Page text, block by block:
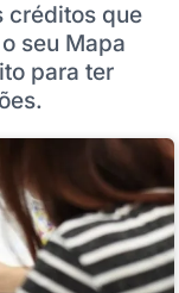
créditos que
seu Mapa
para ter